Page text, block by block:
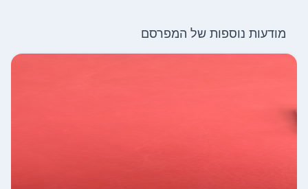
מודעות נוספות של המפרסם